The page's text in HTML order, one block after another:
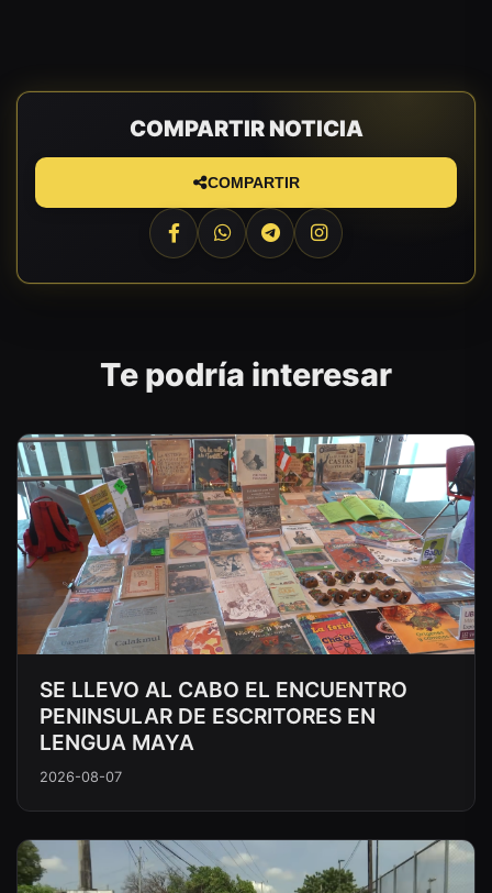
COMPARTIR NOTICIA
COMPARTIR
Te podría interesar
SE LLEVO AL CABO EL ENCUENTRO
PENINSULAR DE ESCRITORES EN
LENGUA MAYA
2026-08-07